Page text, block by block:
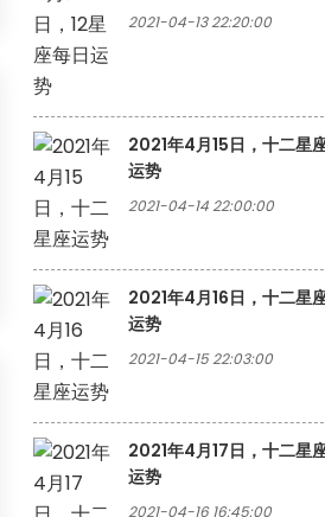
2021-04-13 22:20:00
2021年4月15日，十二星
运势
2021-04-14 22:00:00
2021年4月16日，十二星
运势
2021-04-15 22:03:00
2021年4月17日，十二星
运势
2021-04-16 16:45:00